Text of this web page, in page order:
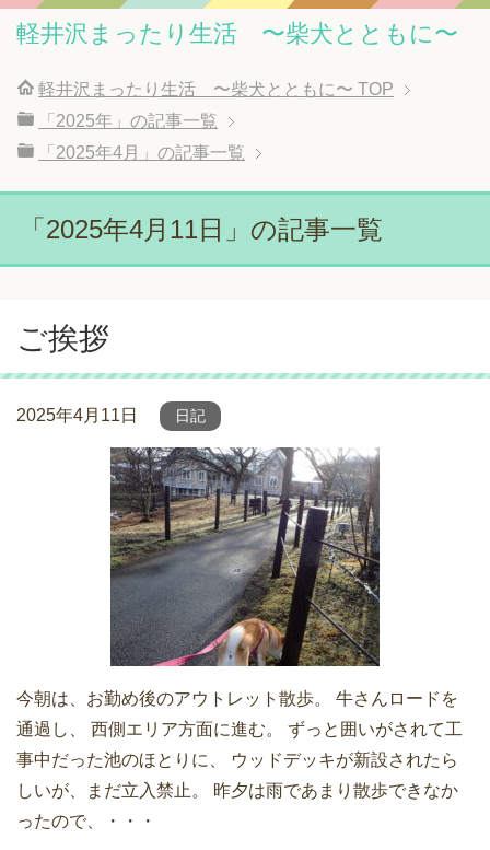
軽井沢まったり生活 〜柴犬とともに〜
軽井沢まったり生活 〜柴犬とともに〜 TOP
「2025年」の記事一覧
「2025年4月」の記事一覧
「2025年4月11日」の記事一覧
ご挨拶
2025年4月11日 日記
今朝は、お勤め後のアウトレット散歩。 牛さんロードを
通過し、 西側エリア方面に進む。 ずっと囲いがされて工
事中だった池のほとりに、 ウッドデッキが新設されたら
しいが、まだ立入禁止。 昨夕は雨であまり散歩できなか
ったので、・・・